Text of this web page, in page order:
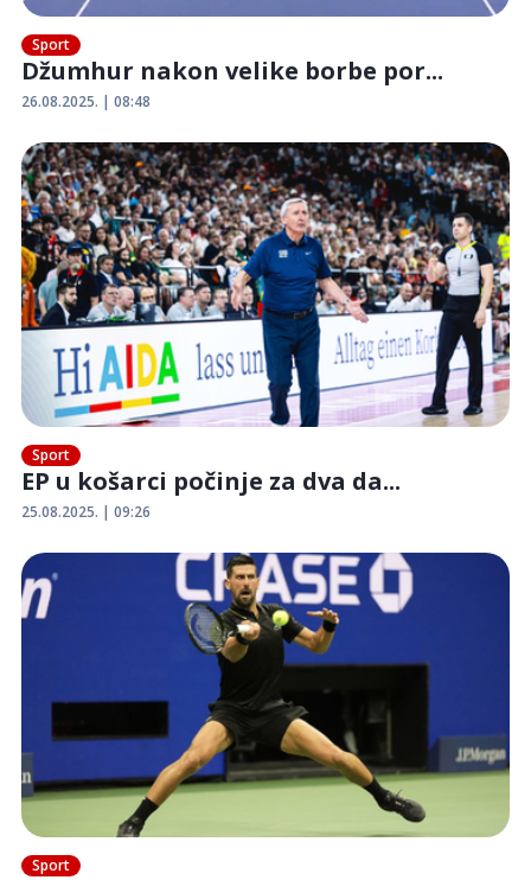
Sport
Džumhur nakon velike borbe por...
26.08.2025. | 08:48
Sport
EP u košarci počinje za dva da...
25.08.2025. | 09:26
Sport